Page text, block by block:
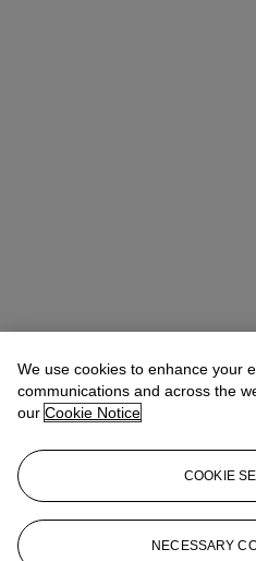
Valérie DidierHead of Department
vdidier@christies.com+33 (0) 1
We use cookies to enhance your
communications and across the
our Cookie Notice
COOKIE
NECESSARY